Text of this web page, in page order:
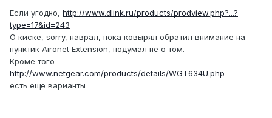
Если угодно, http://www.dlink.ru/products/prodview.php?...?
type=17&id=243
О киске, sorry, наврал, пока ковырял обратил внимание на
пунктик Aironet Extension, подумал не о том.
Кроме того -
http://www.netgear.com/products/details/WGT634U.php
есть еще варианты